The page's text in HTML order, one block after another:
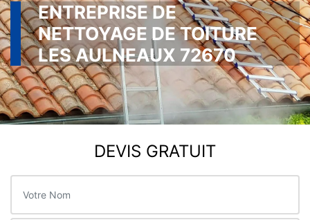
ENTREPRISE DE
NETTOYAGE DE TOITURE
LES AULNEAUX 72670
DEVIS GRATUIT